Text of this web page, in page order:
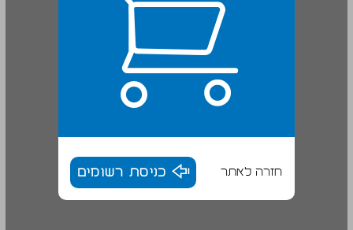
חזרה לאתר כניסת רשומים